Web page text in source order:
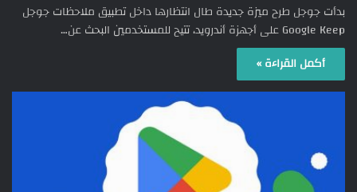
بدأت جوجل طرح ميزة جديدة طال انتظارها داخل تطبيق ملاحظات جوجل
Google Keep على أجهزة أندرويد، تتيح للمستخدمين البحث عن…
أكمل القراءة »